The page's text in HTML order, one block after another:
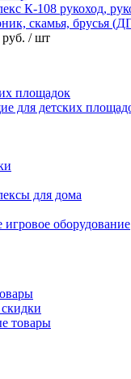
К-108 рукоход,
скамья, брусья
/ шт
площадок
для детских
для дома
оборудование
товары